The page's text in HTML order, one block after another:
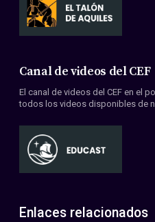
Canal de videos del CEF
El canal de videos del CEF en el
todos los videos disponibles de
Enlaces relacionados